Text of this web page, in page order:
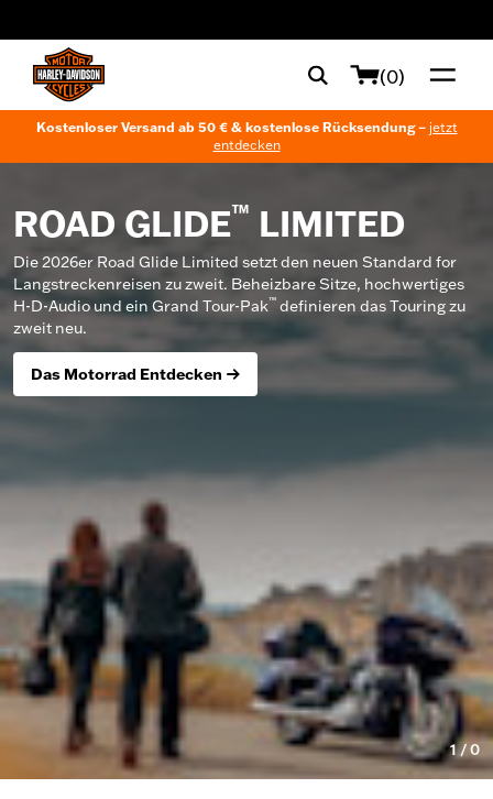
(0)
Kostenloser Versand ab 50 € & kostenlose Rücksendung – jetzt
entdecken
ROAD GLIDE™ LIMITED
Die 2026er Road Glide Limited setzt den neuen Standard for
Langstreckenreisen zu zweit. Beheizbare Sitze, hochwertiges
H-D-Audio und ein Grand Tour-Pak™ definieren das Touring zu
zweit neu.
Das Motorrad Entdecken
1/0